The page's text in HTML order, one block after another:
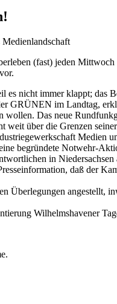
(fast) jeden
es nicht immer klappt; das
GRÜNEN im Landtag,
Das neue
über die Grenzen
Medien
begründete Notwehr-
in
daß der
Überlegungen angestellt,
Wilhelmshavener